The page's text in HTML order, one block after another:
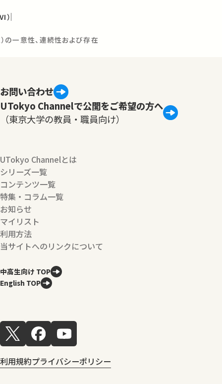
）
一意性、連続性および存在
お問い合わせ
UTokyo Channelで公開をご希望の方へ
（東京大学の教員・職員向け）
UTokyo Channelとは
シリーズ一覧
コンテンツ一覧
特集・コラム一覧
お知らせ
マイリスト
利用方法
当サイトへのリンクについて
中高生向け TOP
English TOP
利用規約プライバシーポリシー